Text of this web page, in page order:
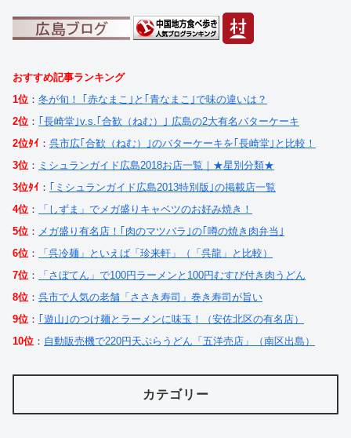
おすすめ記事ランキング
1位 ： 冬が旬！ ｢赤なまこ｣と｢青なまこ｣で味の違いは？
2位 ： ｢長崎堂｣v.s.｢合歓（ねむ）｣ 広島の2大有名バターケーキ
2位ﾀｲ ： 呉市広｢合歓（ねむ）｣のバターケーキを｢長崎堂｣と比較！
3位 ： ミシュランガイド広島2018お店一覧｜★星別分類★
3位ﾀｲ ： ｢ミシュランガイド広島2013特別版｣の掲載店一覧
4位 ：
「しずま」でメガ盛りキャベツのお好み焼き！
5位 ： メガ盛り有名店！｢肉のマツバラ｣の｢噂の焼き肉弁当｣
6位 ：
「呉冷麺」といえば「珍来軒」（「呉龍」と比較）
7位 ：
「さぼてん」で100円ラーメンと100円むすび付き肉うどん
8位 ： 呉市で人気の老舗「ささき寿司」巻き寿司が旨い
9位 ： ｢遊山｣のつけ麺とラーメンに味玉！（安佐北区の有名店）
10位 ： 自動販売機で220円天ぷらうどん「五洋売店」（南区出島）
カテゴリー